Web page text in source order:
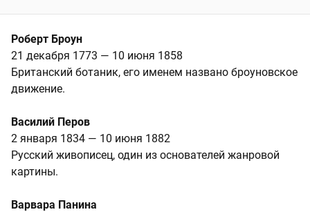
Роберт Броун
21 декабря 1773 — 10 июня 1858
Британский ботаник, его именем названо броуновское
движение.
Василий Перов
2 января 1834 — 10 июня 1882
Русский живописец, один из основателей жанровой
картины.
Варвара Панина